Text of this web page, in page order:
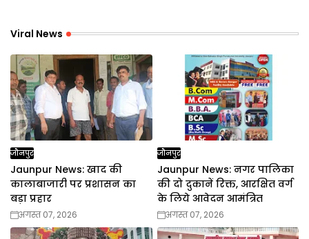
Viral News
जौनपुर
Jaunpur News: खाद की
कालाबाजारी पर प्रशासन का
बड़ा प्रहार
अगस्त 07, 2026
जौनपुर
Jaunpur News: नगर पालिका
की दो दुकानें रिक्त, आरक्षित वर्ग
के लिये आवेदन आमंत्रित
अगस्त 07, 2026